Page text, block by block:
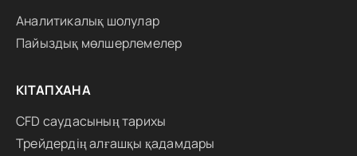
Аналитикалық шолулар
Пайыздық мөлшерлемелер
КІТАПХАНА
CFD саудасының тарихы
Трейдердің алғашқы қадамдары